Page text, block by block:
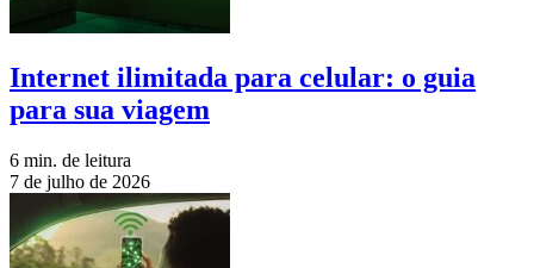
Internet ilimitada para celular: o guia
para sua viagem
6 min. de leitura
7 de julho de 2026